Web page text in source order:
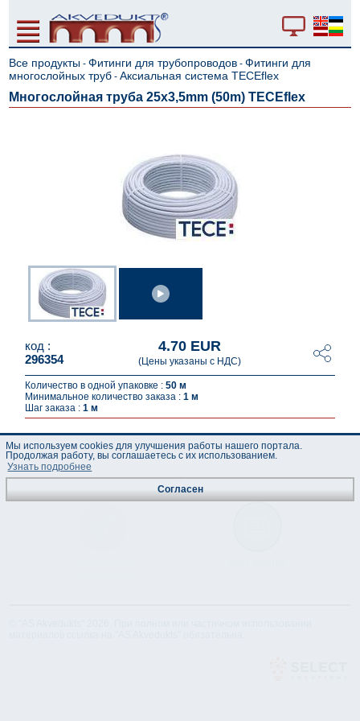
Все продукты -Фитинги для трубопроводов -Фитинги для
многослойных труб -Аксиальная система TECEflex
Многослойная труба 25x3,5mm (50m) TECEflex
код :
296354
4.70 EUR
(Цены указаны с НДС)
Количество в одной упаковке :50 м
Минимальное количество заказа :1 м
Шаг заказа :1 м
Мы используем cookies для улучшения работы нашего портала.
Продолжая работу, вы соглашаетесь с их использованием.
Узнать подробнее
Согласен